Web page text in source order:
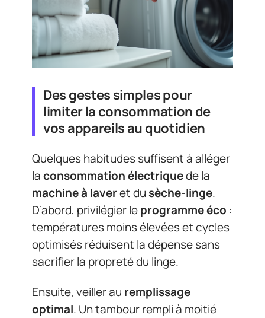
Des gestes simples pour
limiter la consommation de
vos appareils au quotidien
Quelques habitudes suffisent à alléger
laconsommation électriquede la
machine à laveret du sèche-linge.
D’abord, privilégier leprogramme éco :
températures moins élevées et cycles
optimisés réduisent la dépense sans
sacrifier la propreté du linge.
Ensuite, veiller au remplissage
optimal. Un tambour rempli à moitié